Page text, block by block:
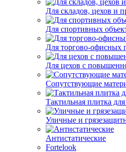
Для складов, цехов и
Для спортивных
Для торгово-офисных
Для цехов с
Сопутствующие
Тактильная плитка
Уличные и
Антистатические
Fortelook